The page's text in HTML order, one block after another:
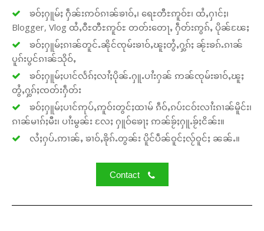
ၶဝ်ႈႁူမ်ႈ ႁဵၼ်းဢဝ်ၵၢၼ်ၶၢဝ်ႇ၊ ရေႊတီႊဢူဝ်ႊ၊ ထႆႇႁၢင်ႈ၊
Blogger, Vlog ထႆႇဝီႊတီႊဢူဝ်ႊ တတ်းတေႃႇ ႁဵတ်းဢွၵ်ႇ ပိုၼ်ၽႄႈ
ၶဝ်ႈႁူမ်ႈၵၢၼ်တူင်ႉၼိုင်ၸုမ်းၶၢဝ်ႇၽူႈတွႆႇႁွၵ်ႈ ၼႂ်းၶၵ်ႉၵၢၼ်
ပူၵ်းပွင်ၵၢၼ်သိုဝ်ႇ
ၶဝ်ႈႁူမ်ႈပၢင်လႅၵ်ႈလၢႆႈပိုၼ်ႉႁူႉပၢႆးႁၼ် ဢၼ်ၸုမ်းၶၢဝ်ႇၽူႈ
တွႆႇႁွၵ်ႈၸတ်းႁဵတ်း
ၶဝ်ႈႁူမ်ႈပၢင်ဢုပ်ႇဢူဝ်းတွင်ႈထၢမ် ၵဵဝ်ႇၵပ်းငဝ်းလၢႆးၵၢၼ်မိူင်း၊
ၵၢၼ်မၢၵ်ႈမီး၊ ပၢႆးမွၼ်း လႄႈ ႁူဝ်ၶေႃႈ ဢၼ်ၶႂ်ႈႁူႉၶႂ်ႈငိၼ်း။
လႆႈႁပ်ႉဢၢၼ်ႇ ၶၢဝ်ႇၶိုၵ်ႉတွၼ်း ပိူင်ပဵၼ်ဝူင်ႈလႂ်ဝူင်ႈ ၼၼ်ႉ။
Contact